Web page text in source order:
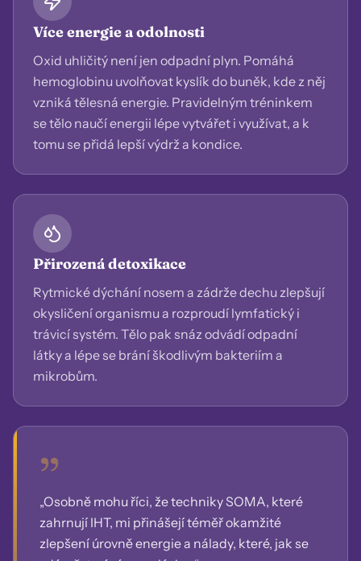
Více energie a odolnosti
Oxid uhličitý není jen odpadní plyn. Pomáhá
hemoglobinu uvolňovat kyslík do buněk, kde z něj
vzniká tělesná energie. Pravidelným tréninkem
se tělo naučí energii lépe vytvářet i využívat, a k
tomu se přidá lepší výdrž a kondice.
Přirozená detoxikace
Rytmické dýchání nosem a zádrže dechu zlepšují
okysličení organismu a rozproudí lymfatický i
trávicí systém. Tělo pak snáz odvádí odpadní
látky a lépe se brání škodlivým bakteriím a
mikrobům.
”
„Osobně mohu říci, že techniky SOMA, které
zahrnují IHT, mi přinášejí téměř okamžité
zlepšení úrovně energie a nálady, které, jak se